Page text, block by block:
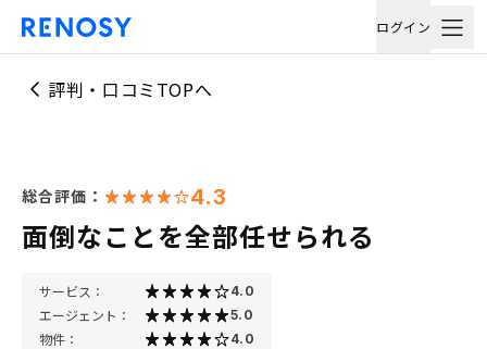
ログイン
評判・口コミTOPへ
総合評価： 4.3
面倒なことを全部任せられる
サービス： 4.0
エージェント： 5.0
物件： 4.0